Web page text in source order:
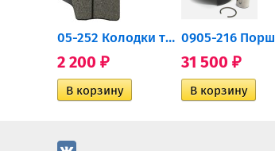
05-252 Колодки тормозные...
2 200 ₽ 31 500 ₽